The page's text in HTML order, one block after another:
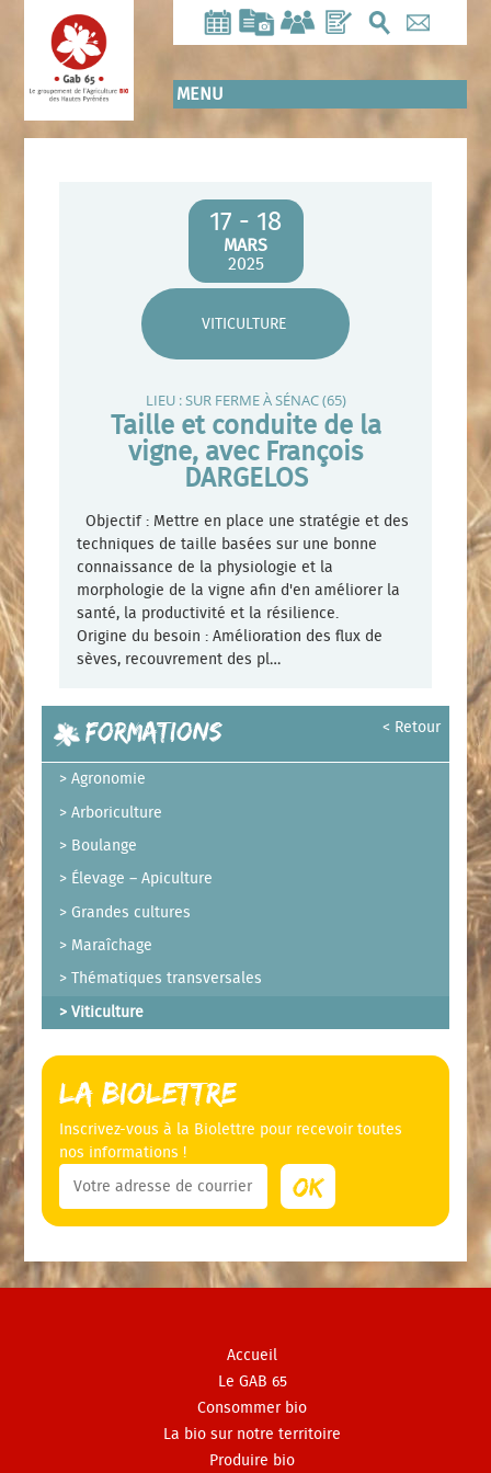
contenu
principal
MENU
17 - 18
MARS
2025
VITICULTURE
LIEU : SUR FERME À SÉNAC (65)
Taille et conduite de la
vigne, avec François
DARGELOS
Objectif : Mettre en place une stratégie et des
techniques de taille basées sur une bonne
connaissance de la physiologie et la
morphologie de la vigne afin d'en améliorer la
santé, la productivité et la résilience.
Origine du besoin : Amélioration des flux de
sèves, recouvrement des pl…
Navigation des articles < Retour
Formations
Agronomie
Arboriculture
Boulange
Élevage – Apiculture
Grandes cultures
Maraîchage
Thématiques transversales
Viticulture
La Biolettre
Inscrivez-vous à la Biolettre pour recevoir toutes
nos informations !
Accueil
Le GAB 65
Consommer bio
La bio sur notre territoire
Produire bio